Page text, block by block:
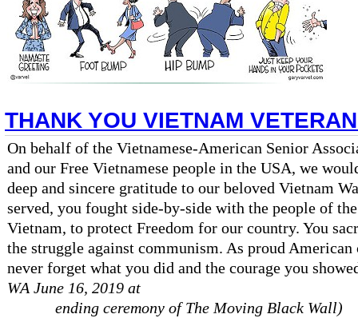
THANK YOU VIETNAM
On behalf of the Vietnamese-American Senior
and our Free Vietnamese people in the USA, we
deep and sincere gratitude to our beloved Vietnam
served, you fought side-by-side with the people of
Vietnam, to protect Freedom for our country. You
the struggle against communism. As proud
never forget what you did and the courage you
WA June 16, 2019 at
ending ceremony of The Moving Black Wall)